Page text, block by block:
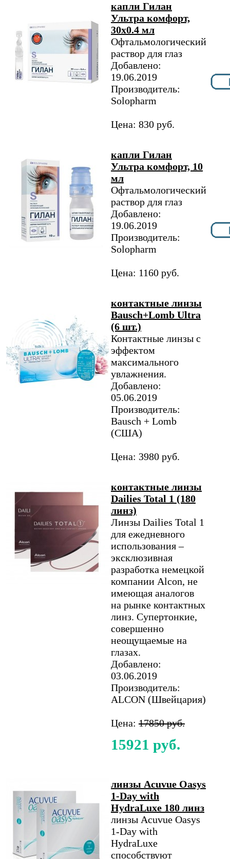
капли Гилан
Ультра комфорт,
30х0.4 мл
Офтальмологический
раствор для глаз
Добавлено:
19.06.2019
Производитель:
Solopharm
Цена: 830 руб.
капли Гилан
Ультра комфорт, 10
мл
Офтальмологический
раствор для глаз
Добавлено:
19.06.2019
Производитель:
Solopharm
Цена: 1160 руб.
контактные линзы
Bausch+Lomb Ultra
(6 шт.)
Контактные линзы с
эффектом
максимального
увлажнения.
Добавлено:
05.06.2019
Производитель:
Bausch + Lomb
(США)
Цена: 3980 руб.
контактные линзы
Dailies Total 1 (180
линз)
Линзы Dailies Total 1
для ежедневного
использования –
эксклюзивная
разработка немецкой
компании Alcon, не
имеющая аналогов
на рынке контактных
линз. Супертонкие,
совершенно
неощущаемые на
глазах.
Добавлено:
03.06.2019
Производитель:
ALCON (Швейцария)
Цена: 17850 руб.
15921 руб.
линзы Acuvue Oasys
1-Day with
HydraLuxe 180 линз
линзы Acuvue Oasys
1-Day with
HydraLuxe
способствуют